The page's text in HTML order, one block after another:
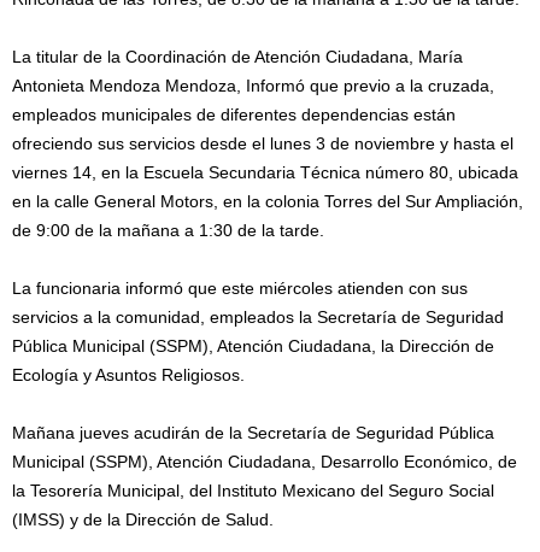
La titular de la Coordinación de Atención Ciudadana, María
Antonieta Mendoza Mendoza, Informó que previo a la cruzada,
empleados municipales de diferentes dependencias están
ofreciendo sus servicios desde el lunes 3 de noviembre y hasta el
viernes 14, en la Escuela Secundaria Técnica número 80, ubicada
en la calle General Motors, en la colonia Torres del Sur Ampliación,
de 9:00 de la mañana a 1:30 de la tarde.
La funcionaria informó que este miércoles atienden con sus
servicios a la comunidad, empleados la Secretaría de Seguridad
Pública Municipal (SSPM), Atención Ciudadana, la Dirección de
Ecología y Asuntos Religiosos.
Mañana jueves acudirán de la Secretaría de Seguridad Pública
Municipal (SSPM), Atención Ciudadana, Desarrollo Económico, de
la Tesorería Municipal, del Instituto Mexicano del Seguro Social
(IMSS) y de la Dirección de Salud.